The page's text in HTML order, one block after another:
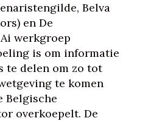
Belva
en De
werkgroep
is om informatie
te delen om zo tot
te komen
Belgische
overkoepelt. De